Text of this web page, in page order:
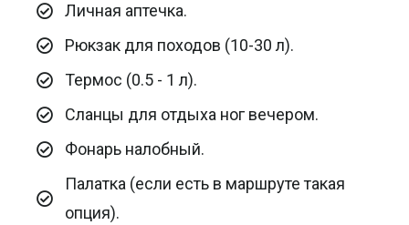
Личная аптечка.
Рюкзак для походов (10-30 л).
Термос (0.5 - 1 л).
Сланцы для отдыха ног вечером.
Фонарь налобный.
Палатка (если есть в маршруте такая
опция).